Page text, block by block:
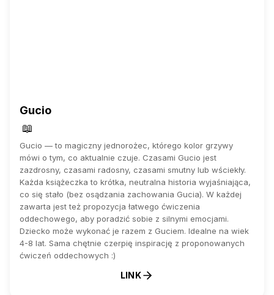
Gucio
📖
Gucio — to magiczny jednorożec, którego kolor grzywy
mówi o tym, co aktualnie czuje. Czasami Gucio jest
zazdrosny, czasami radosny, czasami smutny lub wściekły.
Każda książeczka to krótka, neutralna historia wyjaśniająca,
co się stało (bez osądzania zachowania Gucia). W każdej
zawarta jest też propozycja łatwego ćwiczenia
oddechowego, aby poradzić sobie z silnymi emocjami.
Dziecko może wykonać je razem z Guciem. Idealne na wiek
4-8 lat. Sama chętnie czerpię inspirację z proponowanych
ćwiczeń oddechowych :)
LINK